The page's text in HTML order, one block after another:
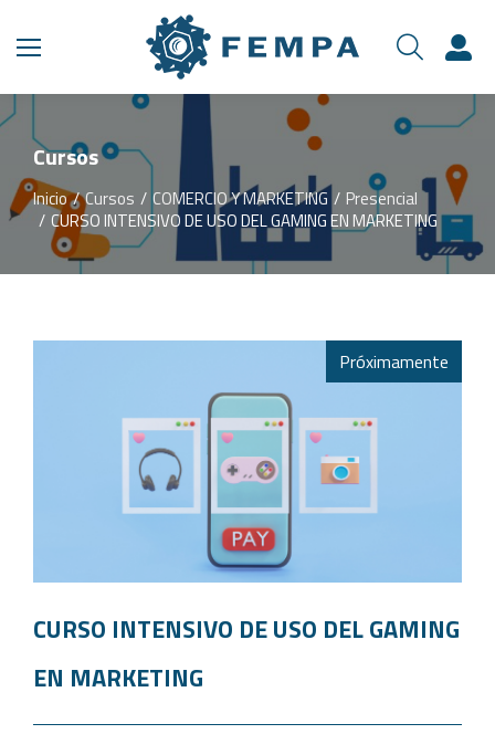
Cursos
Estás aquí:
Inicio Cursos COMERCIO Y MARKETING
Presencial
CURSO INTENSIVO DE USO DEL GAMING EN MARKETING
Próximamente
CURSO INTENSIVO DE USO DEL GAMING
EN MARKETING